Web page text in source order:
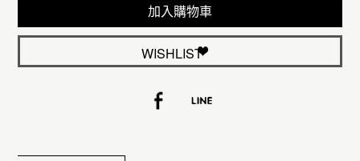
加入購物車
WISHLIST